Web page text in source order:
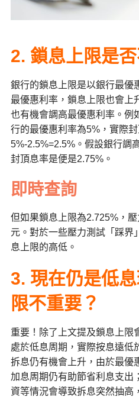
2. 鎖息上限是否
銀行的鎖息上限是以銀行最優
最優惠利率，鎖息上限也會上
也有機會調高最優惠利率。例
行的最優惠利率為5%，實際
5%-2.5%=2.5%。假設銀行調
封頂息率是便是2.75%。
即時查詢
但如果鎖息上限為2.725%，
元。對於一些壓力測試「踩界
息上限的高低。
3. 現在仍是低
限不重要？
重要！除了上文提及鎖息上限
處於低息周期，實際按息遠低
拆息仍有機會上升，由於最優
加息周期仍有助節省利息支出
資等情況會導致拆息突然抽高